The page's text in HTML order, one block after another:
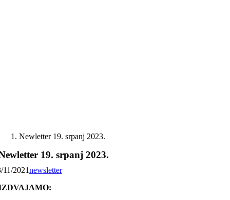
Newletter 19. srpanj 2023.
19. srpanj 2023.
11/2021newsletter